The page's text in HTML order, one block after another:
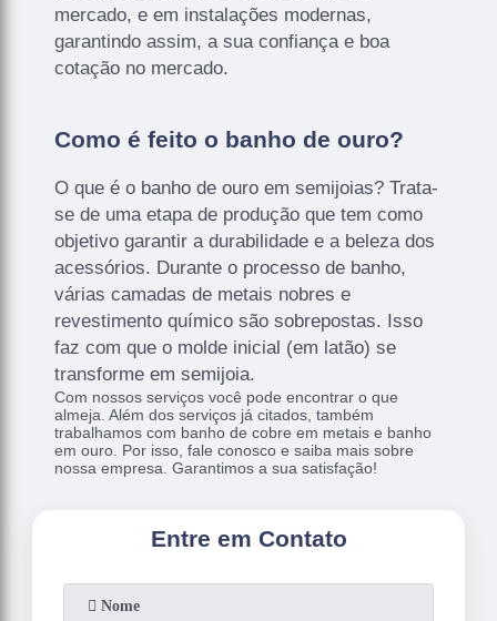
mercado, e em instalações modernas,
garantindo assim, a sua confiança e boa
cotação no mercado.
Como é feito o banho de ouro?
O que é o banho de ouro em semijoias? Trata-
se de uma etapa de produção que tem como
objetivo garantir a durabilidade e a beleza dos
acessórios. Durante o processo de banho,
várias camadas de metais nobres e
revestimento químico são sobrepostas. Isso
faz com que o molde inicial (em latão) se
transforme em semijoia.
Com nossos serviços você pode encontrar o que
almeja. Além dos serviços já citados, também
trabalhamos com banho de cobre em metais e banho
em ouro. Por isso, fale conosco e saiba mais sobre
nossa empresa. Garantimos a sua satisfação!
Entre em Contato